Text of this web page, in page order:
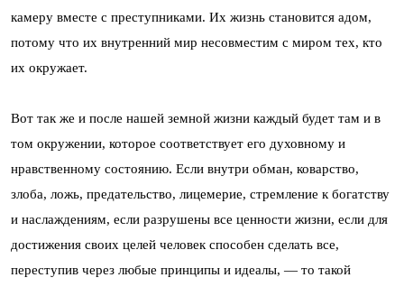
камеру вместе с преступниками. Их жизнь становится адом,
потому что их внутренний мир несовместим с миром тех, кто
их окружает.
Вот так же и после нашей земной жизни каждый будет там и в
том окружении, которое соответствует его духовному и
нравственному состоянию. Если внутри обман, коварство,
злоба, ложь, предательство, лицемерие, стремление к богатству
и наслаждениям, если разрушены все ценности жизни, если для
достижения своих целей человек способен сделать все,
переступив через любые принципы и идеалы, — то такой